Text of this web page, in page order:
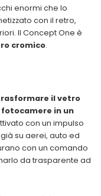
enormi che lo
con il retro,
Il Concept One è
cromico.
il vetro
in un
con un impulso
su aerei, auto ed
con un comando
da trasparente ad